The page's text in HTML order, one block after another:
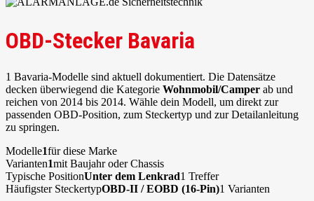
OBD-Stecker Bavaria
1 Bavaria-Modelle sind aktuell dokumentiert. Die Datensätze
decken überwiegend die Kategorie Wohnmobil/Camper ab und
reichen von 2014 bis 2014. Wähle dein Modell, um direkt zur
passenden OBD-Position, zum Steckertyp und zur Detailanleitung
zu springen.
Modelle1für diese Marke
Varianten1mit Baujahr oder Chassis
Typische PositionUnter dem Lenkrad1 Treffer
Häufigster SteckertypOBD-II / EOBD (16-Pin)1 Varianten